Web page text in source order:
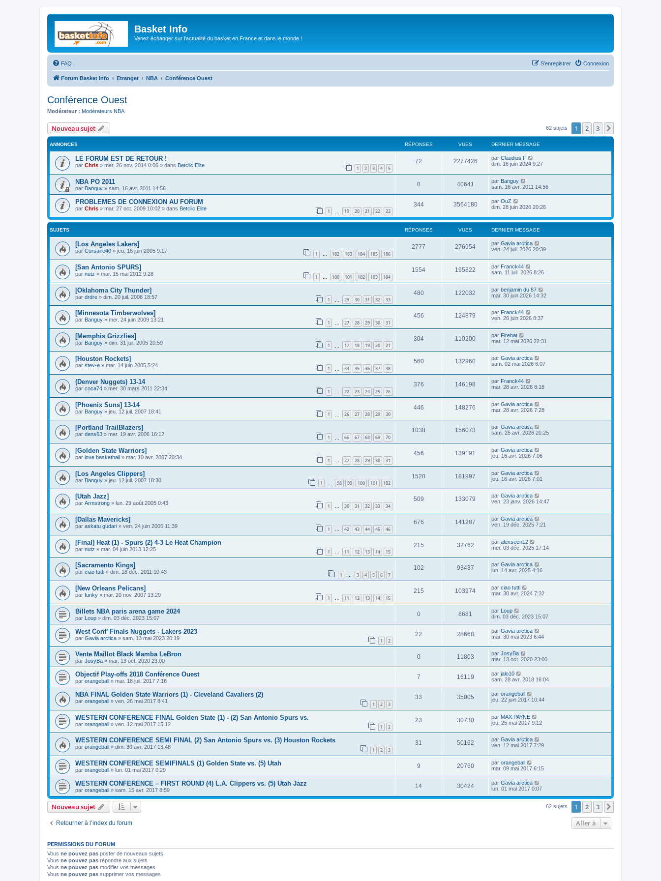
Basket Info
Venez échanger sur l'actualité du basket en France et dans le monde !
FAQ Connexion
S’enregistrer
Forum Basket Info Etranger NBA Conférence Ouest
Conférence Ouest
Modérateur : Modérateurs NBA
Nouveau sujet 62 sujets 1 2 3
ANNONCES RÉPONSES VUES DERNIER MESSAGE
LE FORUM EST DE RETOUR !
par Chris » mer. 26 nov. 2014 0:06 » dans Betclic Elite 1 2 3 4 5
72 2277426 par Claudius F
dim. 16 juin 2024 9:27
NBA PO 2011
par Banguy » sam. 16 avr. 2011 14:56
0 40641 par Banguy
sam. 16 avr. 2011 14:56
PROBLEMES DE CONNEXION AU FORUM
par Chris » mar. 27 oct. 2009 10:02 » dans Betclic Elite 1 19 20 21 22 23
344 3564180 par OuZ
dim. 28 juin 2026 20:26
SUJETS RÉPONSES VUES DERNIER MESSAGE
[Los Angeles Lakers]
par Corsaire40 » jeu. 16 juin 2005 9:17 1 … 182 183 184 185 186
2777 276954 par Gavia arctica
ven. 24 juil. 2026 20:39
[San Antonio SPURS]
par nutz » mar. 15 mai 2012 9:28 1 … 100 101 102 103 104
1554 195822 par Franck44
sam. 11 juil. 2026 8:26
[Oklahoma City Thunder]
par drdre » dim. 20 juil. 2008 18:57 1 29 30 31 32 33
480 122032 par benjamin du 87
mar. 30 juin 2026 14:32
[Minnesota Timberwolves]
par Banguy » mer. 24 juin 2009 13:21 1 … 27 28 29 30 31
456 124879 par Franck44
ven. 26 juin 2026 8:37
[Memphis Grizzlies]
par Banguy » dim. 31 juil. 2005 20:59 1 17 18 19 20 21
304 110200 par Firebat
mar. 12 mai 2026 22:31
[Houston Rockets]
par stev-e » mar. 14 juin 2005 5:24 1 34 35 36 37 38
560 132960 par Gavia arctica
sam. 02 mai 2026 6:07
(Denver Nuggets) 13-14
par coca74 » mer. 30 mars 2011 22:34 1 … 22 23 24 25 26
376 146198 par Franck44
mar. 28 avr. 2026 8:18
[Phoenix Suns] 13-14
par Banguy » jeu. 12 juil. 2007 18:41 1 26 27 28 29 30
446 148276 par Gavia arctica
mar. 28 avr. 2026 7:28
[Portland TrailBlazers]
par dens63 » mer. 19 avr. 2006 16:12 1 66 67 68 69 70
1038 156073 par Gavia arctica
sam. 25 avr. 2026 20:25
[Golden State Warriors]
par love basketball » mar. 10 avr. 2007 20:34 1 … 27 28 29 30 31
456 139191 par Gavia arctica
jeu. 16 avr. 2026 7:06
[Los Angeles Clippers]
par Banguy » jeu. 12 juil. 2007 18:30 1 98 99 100 101 102
1520 181997 par Gavia arctica
jeu. 16 avr. 2026 7:01
[Utah Jazz]
par Armstrong » lun. 29 août 2005 0:43 1 … 30 31 32 33 34
509 133079 par Gavia arctica
ven. 23 janv. 2026 14:47
[Dallas Mavericks]
par askatu gudari » ven. 24 juin 2005 11:39 1 … 42 43 44 45 46
676 141287 par Gavia arctica
ven. 19 déc. 2025 7:21
[Final] Heat (1) - Spurs (2) 4-3 Le Heat Champion
par nutz » mar. 04 juin 2013 12:25 1 11 12 13 14 15
215 32762 par alexseen12
mer. 03 déc. 2025 17:14
[Sacramento Kings]
par ciao tutti » dim. 18 déc. 2011 10:43 1 … 3 4 5 6 7
102 93437 par Gavia arctica
lun. 14 avr. 2025 4:16
[New Orleans Pelicans]
par funky » mar. 20 nov. 2007 13:29 1 11 12 13 14 15
215 103974 par ciao tutti
mar. 30 avr. 2024 7:32
Billets NBA paris arena game 2024
par Loup » dim. 03 déc. 2023 15:07
0 8681 par Loup
dim. 03 déc. 2023 15:07
West Conf’ Finals Nuggets - Lakers 2023
par Gavia arctica » sam. 13 mai 2023 20:19 1 2
22 28668 par Gavia arctica
mar. 30 mai 2023 6:44
Vente Maillot Black Mamba LeBron
par JosyBa » mar. 13 oct. 2020 23:00
0 11803 par JosyBa
mar. 13 oct. 2020 23:00
Objectif Play-offs 2018 Conférence Ouest
par orangeball » mar. 18 juil. 2017 7:16
7 16119 par jalo10
sam. 28 avr. 2018 16:04
NBA FINAL Golden State Warriors (1) - Cleveland Cavaliers (2)
par orangeball » ven. 26 mai 2017 8:41 1 2 3
33 35005 par orangeball
jeu. 22 juin 2017 10:44
WESTERN CONFERENCE FINAL Golden State (1) - (2) San Antonio Spurs vs.
par orangeball » ven. 12 mai 2017 15:12 1 2
23 30730 par MAX PAYNE
jeu. 25 mai 2017 9:12
WESTERN CONFERENCE SEMI FINAL (2) San Antonio Spurs vs. (3) Houston Rockets
par orangeball » dim. 30 avr. 2017 13:48 1 2 3
31 50162 par Gavia arctica
ven. 12 mai 2017 7:29
WESTERN CONFERENCE SEMIFINALS (1) Golden State vs. (5) Utah
par orangeball » lun. 01 mai 2017 0:29
9 20760 par orangeball
mar. 09 mai 2017 6:15
WESTERN CONFERENCE – FIRST ROUND (4) L.A. Clippers vs. (5) Utah Jazz
par orangeball » sam. 15 avr. 2017 8:59
14 30424 par Gavia arctica
lun. 01 mai 2017 0:07
Nouveau sujet 62 sujets 1 2 3
Retourner à l’index du forum Aller à
PERMISSIONS DU FORUM
Vous ne pouvez pas poster de nouveaux sujets
Vous ne pouvez pas répondre aux sujets
Vous ne pouvez pas modifier vos messages
Vous ne pouvez pas supprimer vos messages